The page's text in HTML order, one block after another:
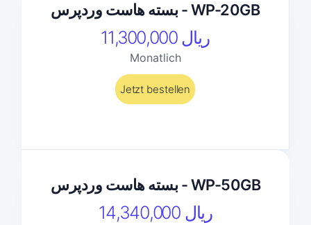
بسته هاست وردپرس - WP-20GB
11,300,000 ریال
Monatlich
Jetzt bestellen
بسته هاست وردپرس - WP-50GB
14,340,000 ریال